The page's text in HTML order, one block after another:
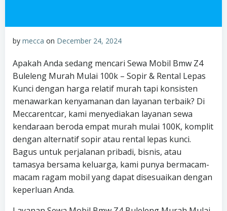
by mecca on December 24, 2024
Apakah Anda sedang mencari Sewa Mobil Bmw Z4
Buleleng Murah Mulai 100k – Sopir & Rental Lepas
Kunci dengan harga relatif murah tapi konsisten
menawarkan kenyamanan dan layanan terbaik? Di
Meccarentcar, kami menyediakan layanan sewa
kendaraan beroda empat murah mulai 100K, komplit
dengan alternatif sopir atau rental lepas kunci.
Bagus untuk perjalanan pribadi, bisnis, atau
tamasya bersama keluarga, kami punya bermacam-
macam ragam mobil yang dapat disesuaikan dengan
keperluan Anda.